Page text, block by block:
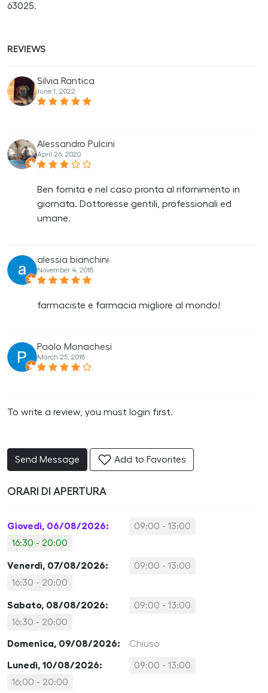
63025.
REVIEWS
Silvia Rantica
June 1, 2022
Alessandro Pulcini
April 26, 2020
Ben fornita e nel caso pronta al rifornimento in
giornata. Dottoresse gentili, professionali ed
umane.
alessia bianchini
November 4, 2018
farmaciste e farmacia migliore al mondo!
Paolo Monachesi
March 25, 2018
To write a review, you must login first.
Send Message Add to Favorites
ORARI DI APERTURA
Giovedì, 06/08/2026:
09:00 - 13:00
16:30 - 20:00
Venerdì, 07/08/2026:
09:00 - 13:00
16:30 - 20:00
Sabato, 08/08/2026:
09:00 - 13:00
16:30 - 20:00
Domenica, 09/08/2026: Chiuso
Lunedì, 10/08/2026:
09:00 - 13:00
16:00 - 20:00